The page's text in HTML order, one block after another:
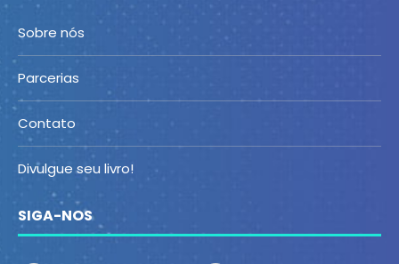
Sobre nós
Parcerias
Contato
Divulgue seu livro!
SIGA-NOS